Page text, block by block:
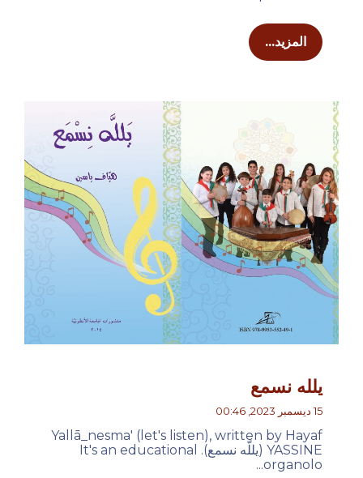
المزيد...
يلله نسمع
15 ديسمبر 2023, 00:46
Yallā_nesma' (let's listen), written by Hayaf
YASSINE (يللّه نسمع). It's an educational
organolo...